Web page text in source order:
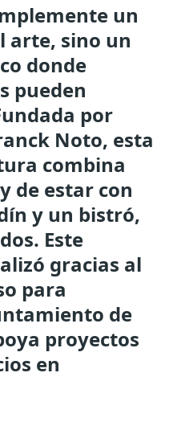
un
arte, sino un
donde
pueden
por
Noto, esta
combina
de estar con
y un bistró,
Este
gracias al
para
de
proyectos
en